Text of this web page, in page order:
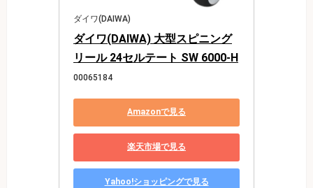
ダイワ(DAIWA)
ダイワ(DAIWA) 大型スピニング
リール 24セルテート SW 6000-H
00065184
Amazonで見る
楽天市場で見る
Yahoo!ショッピングで見る